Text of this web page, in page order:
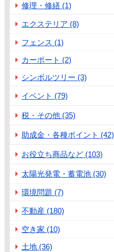
修理・修繕 (1)
エクステリア (8)
フェンス (1)
カーポート (2)
シンボルツリー (3)
イベント (79)
税・その他 (35)
助成金・各種ポイント (42)
お役立ち商品など (103)
太陽光発電・蓄電池 (30)
環境問題 (7)
不動産 (180)
空き家 (10)
土地 (36)